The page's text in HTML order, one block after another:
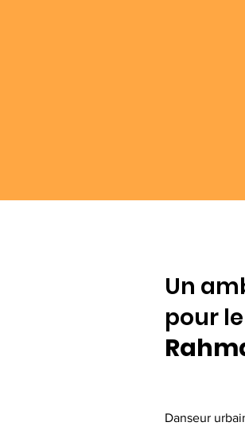
Un
pour
​Danseur